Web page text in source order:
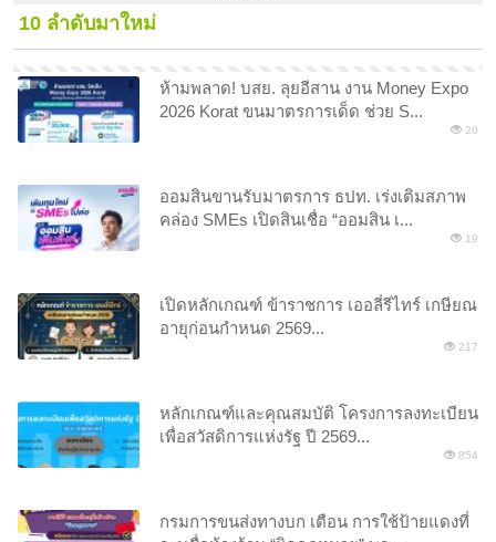
10 ลำดับมาใหม่
ห้ามพลาด! บสย. ลุยอีสาน งาน Money Expo
2026 Korat ขนมาตรการเด็ด ช่วย S...
20
ออมสินขานรับมาตรการ ธปท. เร่งเติมสภาพ
คล่อง SMEs เปิดสินเชื่อ “ออมสิน เ...
19
เปิดหลักเกณฑ์ ข้าราชการ เออลี่รีไทร์ เกษียณ
อายุก่อนกำหนด 2569...
217
หลักเกณฑ์และคุณสมบัติ โครงการลงทะเบียน
เพื่อสวัสดิการแห่งรัฐ ปี 2569...
854
กรมการขนส่งทางบก เตือน การใช้ป้ายแดงที่